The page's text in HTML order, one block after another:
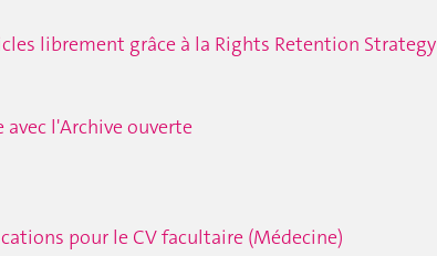
librement grâce à la Rights Retention Strategy
l'Archive ouverte
pour le CV facultaire (Médecine)